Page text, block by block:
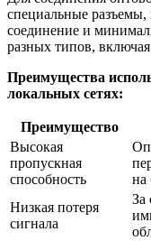
специальные
соединение и
разных типов,
Преимущества
локальных сетях:
Преимущество
Высокая
пропускная
способность
на
Низкая потеря
сигнала
За